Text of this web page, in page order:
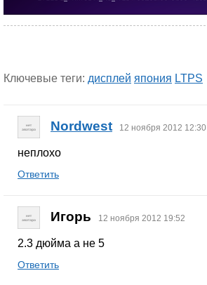
Ключевые теги: дисплей япония LTPS
Nordwest 12 ноября 2012 12:30
неплохо
Ответить
Игорь 12 ноября 2012 19:52
2.3 дюйма а не 5
Ответить